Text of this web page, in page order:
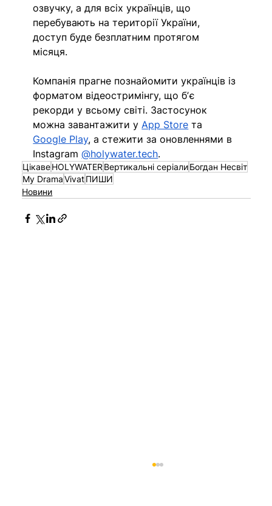
озвучку, а для всіх українців, що
перебувають на території України,
доступ буде безплатним протягом
місяця.
Компанія прагне познайомити українців із
форматом відеостримінгу, що бʼє
рекорди у всьому світі. Застосунок
можна завантажити у App Store та
Google Play, а стежити за оновленнями в
Instagram @holywater.tech.
ЦікавеHOLYWATER Вертикальні серіалиБогдан Несвіт
My DramaVivatПИШИ
Новини